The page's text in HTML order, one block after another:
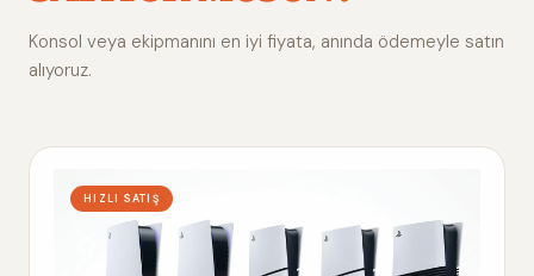
Alım
Konsol veya ekipmanını en iyi fiyata, anında ödemeyle satın
alıyoruz.
HIZLI SATIŞ